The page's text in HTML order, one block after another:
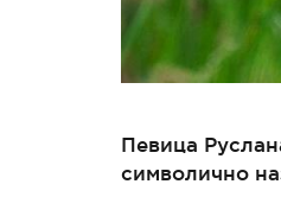
Певица
символично